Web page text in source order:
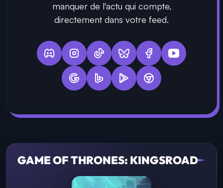
manquer de l'actu qui compte,
directement dans votre feed.
GAME OF THRONES: KINGSROAD